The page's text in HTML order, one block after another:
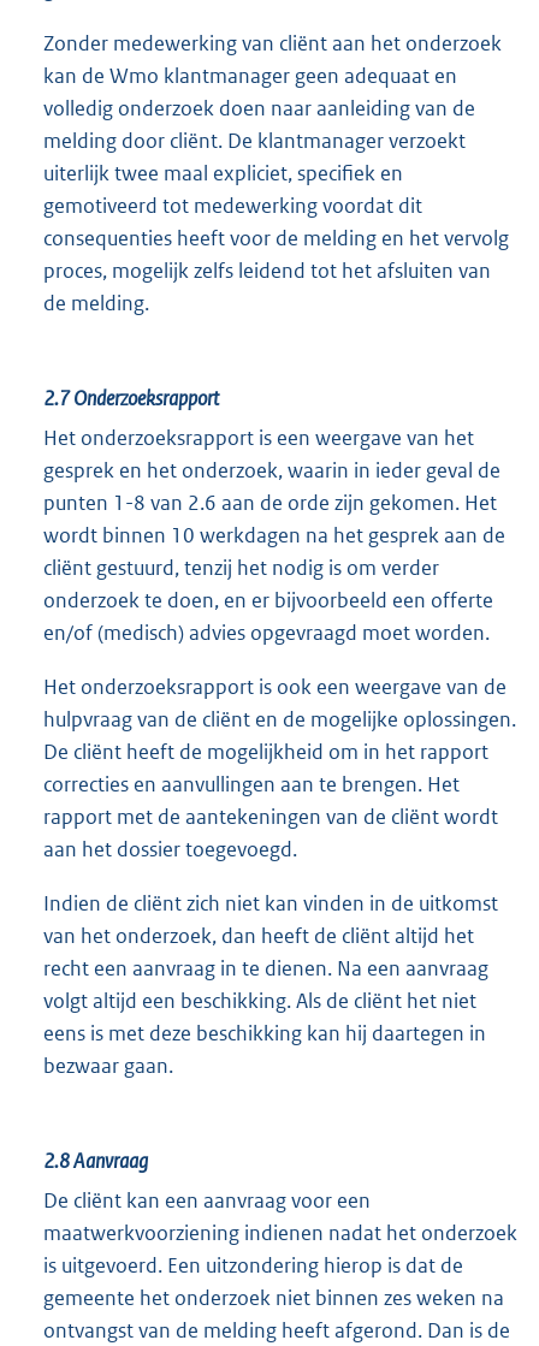
Zonder medewerking van cliënt aan het onderzoek
kan de Wmo klantmanager geen adequaat en
volledig onderzoek doen naar aanleiding van de
melding door cliënt. De klantmanager verzoekt
uiterlijk twee maal expliciet, specifiek en
gemotiveerd tot medewerking voordat dit
consequenties heeft voor de melding en het vervolg
proces, mogelijk zelfs leidend tot het afsluiten van
de melding.
2.7Onderzoeksrapport
Het onderzoeksrapport is een weergave van het
gesprek en het onderzoek, waarin in ieder geval de
punten 1-8 van 2.6 aan de orde zijn gekomen. Het
wordt binnen 10 werkdagen na het gesprek aan de
cliënt gestuurd, tenzij het nodig is om verder
onderzoek te doen, en er bijvoorbeeld een offerte
en/of (medisch) advies opgevraagd moet worden.
Het onderzoeksrapport is ook een weergave van de
hulpvraag van de cliënt en de mogelijke oplossingen.
De cliënt heeft de mogelijkheid om in het rapport
correcties en aanvullingen aan te brengen. Het
rapport met de aantekeningen van de cliënt wordt
aan het dossier toegevoegd.
Indien de cliënt zich niet kan vinden in de uitkomst
van het onderzoek, dan heeft de cliënt altijd het
recht een aanvraag in te dienen. Na een aanvraag
volgt altijd een beschikking. Als de cliënt het niet
eens is met deze beschikking kan hij daartegen in
bezwaar gaan.
2.8Aanvraag
De cliënt kan een aanvraag voor een
maatwerkvoorziening indienen nadat het onderzoek
is uitgevoerd. Een uitzondering hierop is dat de
gemeente het onderzoek niet binnen zes weken na
ontvangst van de melding heeft afgerond. Dan is de